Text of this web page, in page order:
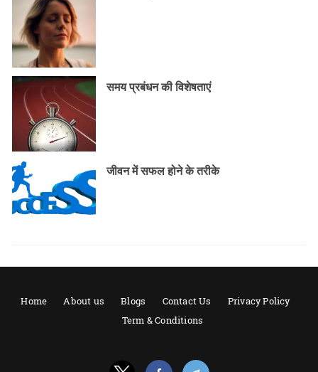
समय प्रबंधन की विशेषताएं
जीवन में सफल होने के तरीके
Home About us Blogs Contact Us
Privacy Policy
Term & Conditions